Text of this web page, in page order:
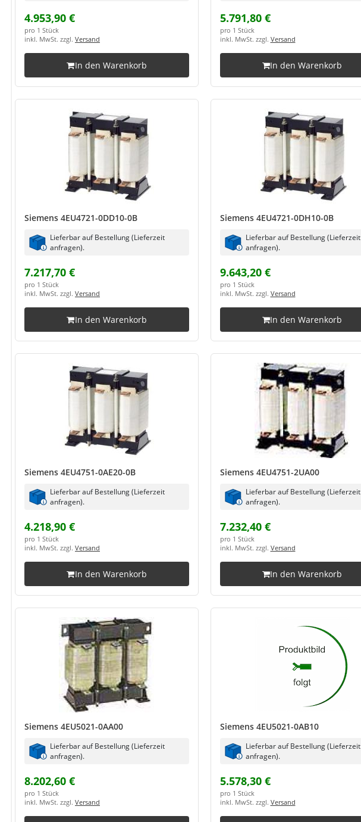
4.953,90 €
pro 1 Stück
inkl. MwSt. zzgl. Versand
In den Warenkorb
5.791,80 €
pro 1 Stück
inkl. MwSt. zzgl. Versand
In den Warenkorb
Siemens 4EU4721-0DD10-0B
Lieferbar auf Bestellung (Lieferzeit
anfragen).
7.217,70 €
pro 1 Stück
inkl. MwSt. zzgl. Versand
In den Warenkorb
Siemens 4EU4721-0DH10-0B
Lieferbar auf Bestellung (Lieferzeit
anfragen).
9.643,20 €
pro 1 Stück
inkl. MwSt. zzgl. Versand
In den Warenkorb
Siemens 4EU4751-0AE20-0B
Lieferbar auf Bestellung (Lieferzeit
anfragen).
4.218,90 €
pro 1 Stück
inkl. MwSt. zzgl. Versand
In den Warenkorb
Siemens 4EU4751-2UA00
Lieferbar auf Bestellung (Lieferzeit
anfragen).
7.232,40 €
pro 1 Stück
inkl. MwSt. zzgl. Versand
In den Warenkorb
Siemens 4EU5021-0AA00
Lieferbar auf Bestellung (Lieferzeit
anfragen).
8.202,60 €
pro 1 Stück
inkl. MwSt. zzgl. Versand
Siemens 4EU5021-0AB10
Lieferbar auf Bestellung (Lieferzeit
anfragen).
5.578,30 €
pro 1 Stück
inkl. MwSt. zzgl. Versand